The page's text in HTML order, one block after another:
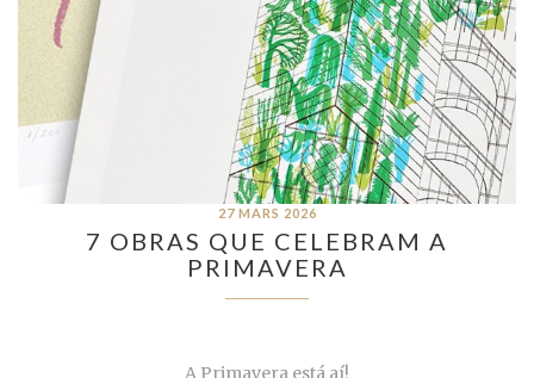
27 MARS 2026
7 OBRAS QUE CELEBRAM A
PRIMAVERA
A Primavera está aí!